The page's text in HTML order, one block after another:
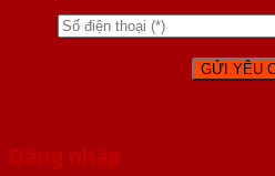
Đăng nhập